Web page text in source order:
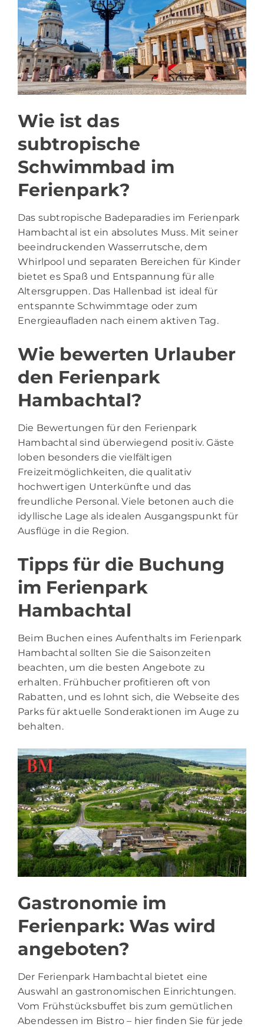
Wie ist das
subtropische
Schwimmbad im
Ferienpark?
Das subtropische Badeparadies im Ferienpark
Hambachtal ist ein absolutes Muss. Mit seiner
beeindruckenden Wasserrutsche, dem
Whirlpool und separaten Bereichen für Kinder
bietet es Spaß und Entspannung für alle
Altersgruppen. Das Hallenbad ist ideal für
entspannte Schwimmtage oder zum
Energieaufladen nach einem aktiven Tag.
Wie bewerten Urlauber
den Ferienpark
Hambachtal?
Die Bewertungen für den Ferienpark
Hambachtal sind überwiegend positiv. Gäste
loben besonders die vielfältigen
Freizeitmöglichkeiten, die qualitativ
hochwertigen Unterkünfte und das
freundliche Personal. Viele betonen auch die
idyllische Lage als idealen Ausgangspunkt für
Ausflüge in die Region.
Tipps für die Buchung
im Ferienpark
Hambachtal
Beim Buchen eines Aufenthalts im Ferienpark
Hambachtal sollten Sie die Saisonzeiten
beachten, um die besten Angebote zu
erhalten. Frühbucher profitieren oft von
Rabatten, und es lohnt sich, die Webseite des
Parks für aktuelle Sonderaktionen im Auge zu
behalten.
Gastronomie im
Ferienpark: Was wird
angeboten?
Der Ferienpark Hambachtal bietet eine
Auswahl an gastronomischen Einrichtungen.
Vom Frühstücksbuffet bis zum gemütlichen
Abendessen im Bistro – hier finden Sie für jede